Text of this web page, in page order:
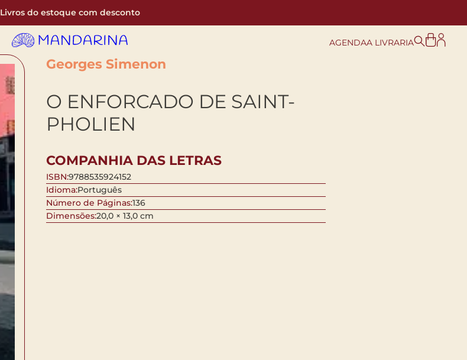
Livros do estoque com desconto
AGENDAA LIVRARIA
Georges Simenon
O ENFORCADO DE SAINT-
PHOLIEN
COMPANHIA DAS LETRAS
ISBN:9788535924152
Idioma:Português
Número de Páginas:136
Dimensões:20,0 × 13,0 cm